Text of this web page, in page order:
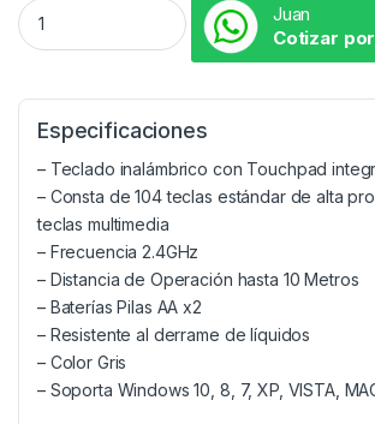
Juan
Cotizar
Especificaciones
– Teclado inalámbrico con Touchpad
– Consta de 104 teclas estándar de alta
teclas multimedia
– Frecuencia 2.4GHz
– Distancia de Operación hasta 10 Metros
– Baterías Pilas AA x2
– Resistente al derrame de líquidos
– Color Gris
– Soporta Windows 10, 8, 7, XP, VISTA,